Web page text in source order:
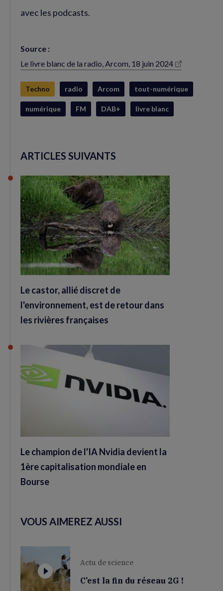
avec les podcasts.
Source :
Le livre blanc de la radio, Arcom, 18 juin 2024
(nouvelle
Techno radio Arcom tout-numérique
numérique FM DAB+ livre blanc
ARTICLES SUIVANTS
Le castor, allié discret de
l'environnement, est de retour dans
les rivières françaises
Le champion de l'IA Nvidia devient la
1ère capitalisation mondiale en
Bourse
VOUS AIMEREZ AUSSI
Actu de science
C’est la fin du réseau 2G !